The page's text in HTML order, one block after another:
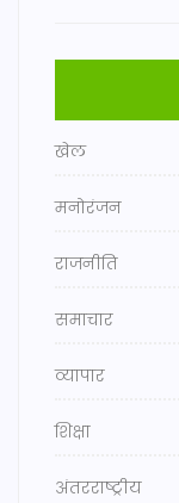
खेल
मनोरंजन
राजनीति
समाचार
व्यापार
शिक्षा
अंतरराष्ट्रीय